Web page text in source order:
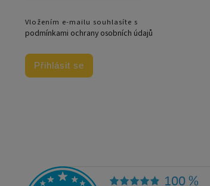
Vložením e-mailu souhlasíte s
podmínkami ochrany osobních údajů
Přihlásit se